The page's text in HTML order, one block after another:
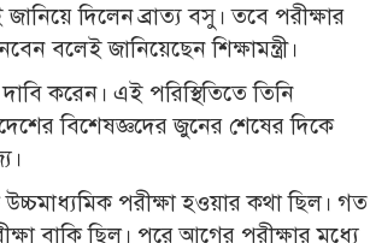
দিলেন ব্রাত্য বসু। তবে পরীক্ষার
বলেই জানিয়েছেন শিক্ষামন্ত্রী।
করেন। এই পরিস্থিতিতে তিনি
বিশেষজ্ঞদের জুনের শেষের দিকে
পরীক্ষা হওয়ার কথা ছিল। গত
বাকি ছিল। পরে আগের পরীক্ষার মধ্যে